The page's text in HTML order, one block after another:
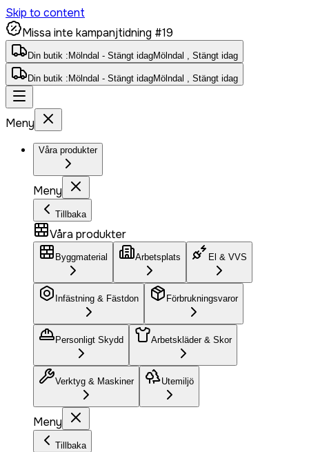
Skip to content
Missa inte kampanjtidning #19
Din butik : Mölndal - Stängt idagMölndal , Stängt idag
Din butik : Mölndal - Stängt idagMölndal , Stängt idag
Meny
Våra produkter
Meny
Tillbaka
Våra produkter
Byggmaterial Arbetsplats El & VVS
Infästning & Fästdon Förbrukningsvaror
Personligt Skydd Arbetskläder & Skor
Verktyg & Maskiner Utemiljö
Meny
Tillbaka